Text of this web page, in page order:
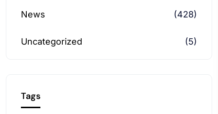
News (428)
Uncategorized (5)
Tags